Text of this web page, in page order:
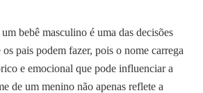
bebê masculino é uma das decisões
pais podem fazer, pois o nome carrega
e emocional que pode influenciar a
de um menino não apenas reflete a